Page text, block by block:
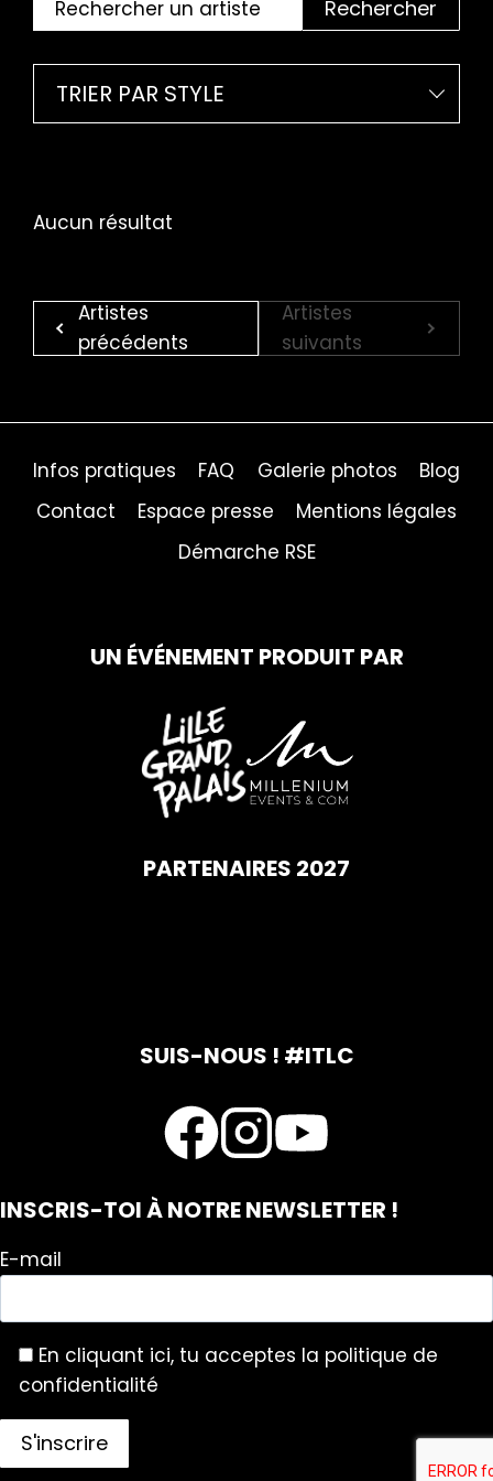
Rechercher
TRIER PAR STYLE
Aucun résultat
Artistes
précédents
Artistes
suivants
Infos pratiques FAQ Galerie photos
Blog
Contact
Espace presse
Mentions légales
Démarche RSE
UN ÉVÉNEMENT PRODUIT PAR
PARTENAIRES 2027
SUIS-NOUS ! #ITLC
INSCRIS-TOI À NOTRE NEWSLETTER !
E-mail
En cliquant ici, tu acceptes la politique de
confidentialité